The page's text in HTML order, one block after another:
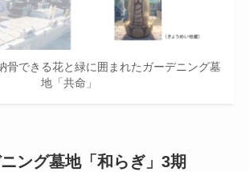
骨できる花と緑に囲まれたガーデニング墓
地「共命」
ング墓地「和らぎ」3期